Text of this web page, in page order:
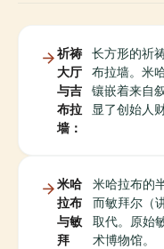
祈祷
大厅
与吉
布拉
墙：
长方形的祈
布拉墙。米
镶嵌着来自
显了创始人
米哈
拉布
与敏
拜
米哈拉布的
而敏拜尔（
取代。原始
术博物馆。